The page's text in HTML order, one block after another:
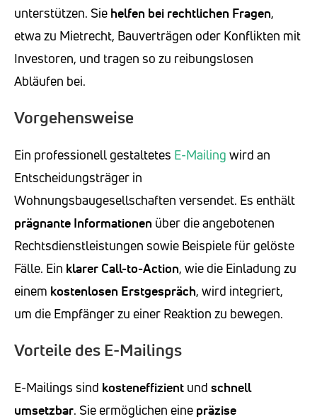
unterstützen. Sie helfen bei rechtlichen Fragen,
etwa zu Mietrecht, Bauverträgen oder Konflikten mit
Investoren, und tragen so zu reibungslosen
Abläufen bei.
Vorgehensweise
Ein professionell gestaltetes E-Mailing wird an
Entscheidungsträger in
Wohnungsbaugesellschaften versendet. Es enthält
prägnante Informationen über die angebotenen
Rechtsdienstleistungen sowie Beispiele für gelöste
Fälle. Ein klarer Call-to-Action, wie die Einladung zu
einem kostenlosen Erstgespräch, wird integriert,
um die Empfänger zu einer Reaktion zu bewegen.
Vorteile des E-Mailings
E-Mailings sind kosteneffizient und schnell
umsetzbar. Sie ermöglichen eine präzise